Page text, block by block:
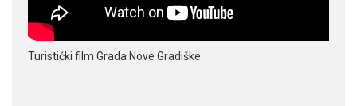
Turistički film Grada Nove Gradiške